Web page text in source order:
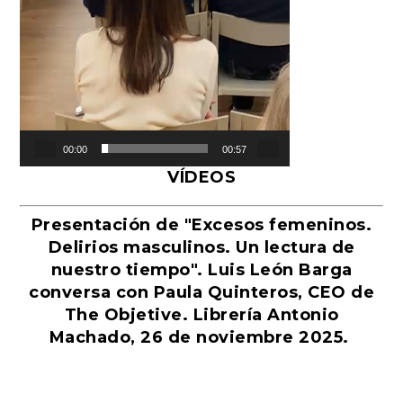
00:00 00:57
VÍDEOS
Presentación de "Excesos femeninos.
Delirios masculinos. Un lectura de
nuestro tiempo". Luis León Barga
conversa con Paula Quinteros, CEO de
The Objetive. Librería Antonio
Machado, 26 de noviembre 2025.